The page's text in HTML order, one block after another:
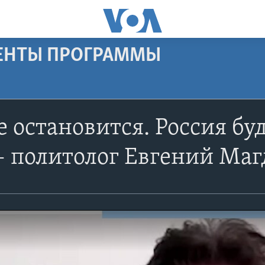
ПРОГРАММЫ
остановится. Россия
политолог Евгений